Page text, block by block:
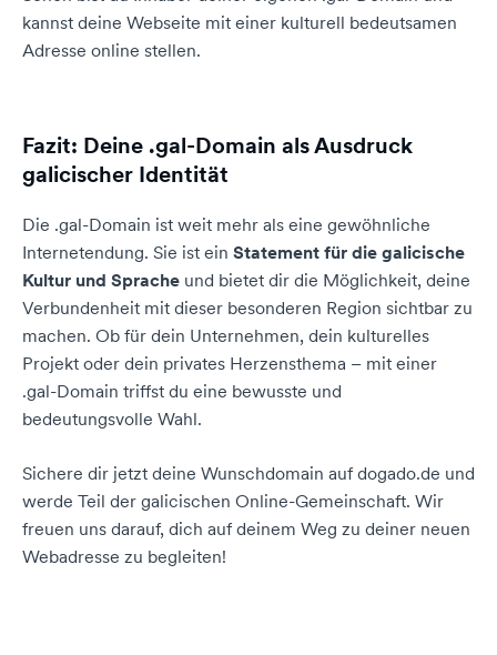
kannst deine Webseite mit einer kulturell bedeutsamen
Adresse online stellen.
Fazit: Deine .gal-Domain als Ausdruck
galicischer Identität
Die .gal-Domain ist weit mehr als eine gewöhnliche
Internetendung. Sie ist ein Statement für die galicische
Kultur und Sprache und bietet dir die Möglichkeit, deine
Verbundenheit mit dieser besonderen Region sichtbar zu
machen. Ob für dein Unternehmen, dein kulturelles
Projekt oder dein privates Herzensthema – mit einer
.gal-Domain triffst du eine bewusste und
bedeutungsvolle Wahl.
Sichere dir jetzt deine Wunschdomain auf dogado.de und
werde Teil der galicischen Online-Gemeinschaft. Wir
freuen uns darauf, dich auf deinem Weg zu deiner neuen
Webadresse zu begleiten!